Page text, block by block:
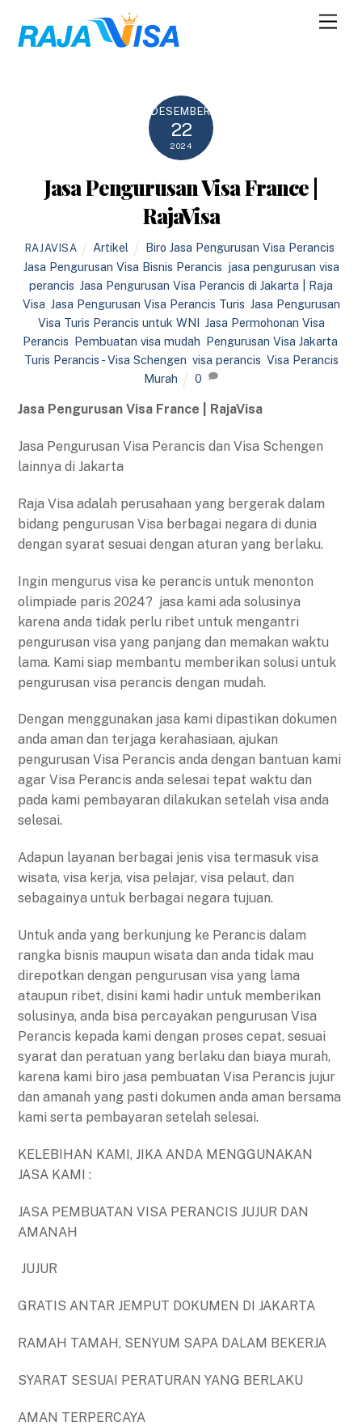
content
DESEMBER
22
2024
Jasa Pengurusan Visa France |
RajaVisa
RAJAVISA Artikel Biro Jasa Pengurusan Visa Perancis
Jasa Pengurusan Visa Bisnis Perancis jasa pengurusan visa
perancis Jasa Pengurusan Visa Perancis di Jakarta | Raja
Visa Jasa Pengurusan Visa Perancis Turis Jasa Pengurusan
Visa Turis Perancis untuk WNI Jasa Permohonan Visa
Perancis Pembuatan visa mudah Pengurusan Visa Jakarta
Turis Perancis - Visa Schengen visa perancis Visa Perancis
Murah
0
Jasa Pengurusan Visa France | RajaVisa
Jasa Pengurusan Visa Perancis dan Visa Schengen
lainnya di Jakarta
Raja Visa adalah perusahaan yang bergerak dalam
bidang pengurusan Visa berbagai negara di dunia
dengan syarat sesuai dengan aturan yang berlaku.
Ingin mengurus visa ke perancis untuk menonton
olimpiade paris 2024? jasa kami ada solusinya
karena anda tidak perlu ribet untuk mengantri
pengurusan visa yang panjang dan memakan waktu
lama. Kami siap membantu memberikan solusi untuk
pengurusan visa perancis dengan mudah.
Dengan menggunakan jasa kami dipastikan dokumen
anda aman dan terjaga kerahasiaan, ajukan
pengurusan Visa Perancis anda dengan bantuan kami
agar Visa Perancis anda selesai tepat waktu dan
pada kami pembayaran dilakukan setelah visa anda
selesai.
Adapun layanan berbagai jenis visa termasuk visa
wisata, visa kerja, visa pelajar, visa pelaut, dan
sebagainya untuk berbagai negara tujuan.
Untuk anda yang berkunjung ke Perancis dalam
rangka bisnis maupun wisata dan anda tidak mau
direpotkan dengan pengurusan visa yang lama
ataupun ribet, disini kami hadir untuk memberikan
solusinya, anda bisa percayakan pengurusan Visa
Perancis kepada kami dengan proses cepat, sesuai
syarat dan peratuan yang berlaku dan biaya murah,
karena kami biro jasa pembuatan Visa Perancis jujur
dan amanah yang pasti dokumen anda aman bersama
kami serta pembayaran setelah selesai.
KELEBIHAN KAMI, JIKA ANDA MENGGUNAKAN
JASA KAMI :
JASA PEMBUATAN VISA PERANCIS JUJUR DAN
AMANAH
JUJUR
GRATIS ANTAR JEMPUT DOKUMEN DI JAKARTA
RAMAH TAMAH, SENYUM SAPA DALAM BEKERJA
SYARAT SESUAI PERATURAN YANG BERLAKU
AMAN TERPERCAYA